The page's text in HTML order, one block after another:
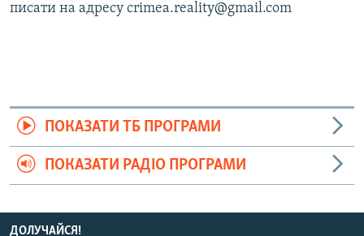
писати на адресу crimea.reality@gmail.com
ПОКАЗАТИ ТБ ПРОГРАМИ
ПОКАЗАТИ РАДІО ПРОГРАМИ
ДОЛУЧАЙСЯ!